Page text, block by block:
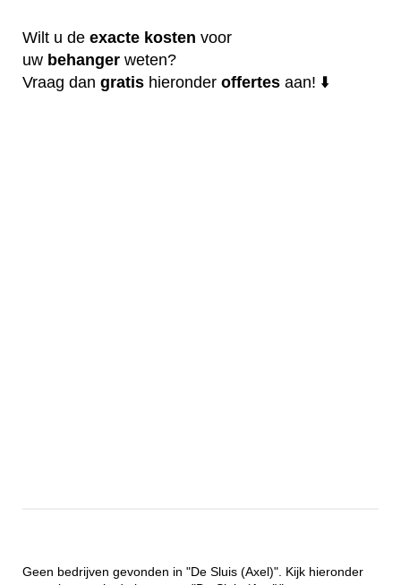
Wilt u de exacte kosten voor
uw behanger weten?
Vraag dan gratis hieronder offertes aan! ⬇️
Geen bedrijven gevonden in "De Sluis (Axel)". Kijk hieronder